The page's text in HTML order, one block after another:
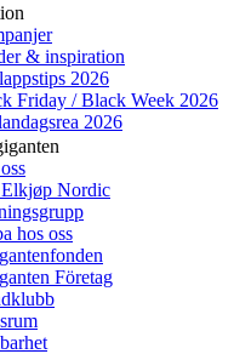
& inspiration
2026
Friday / Black Week 2026
2026
Nordic
hos oss
Företag